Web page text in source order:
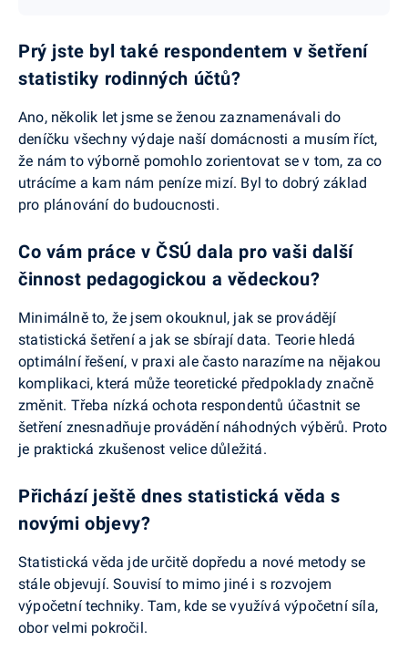
Prý jste byl také respondentem v šetření
statistiky rodinných účtů?
Ano, několik let jsme se ženou zaznamenávali do
deníčku všechny výdaje naší domácnosti a musím říct,
že nám to výborně pomohlo zorientovat se v tom, za co
utrácíme a kam nám peníze mizí. Byl to dobrý základ
pro plánování do budoucnosti.
Co vám práce v ČSÚ dala pro vaši další
činnost pedagogickou a vědeckou?
Minimálně to, že jsem okouknul, jak se provádějí
statistická šetření a jak se sbírají data. Teorie hledá
optimální řešení, v praxi ale často narazíme na nějakou
komplikaci, která může teoretické předpoklady značně
změnit. Třeba nízká ochota respondentů účastnit se
šetření znesnadňuje provádění náhodných výběrů. Proto
je praktická zkušenost velice důležitá.
Přichází ještě dnes statistická věda s
novými objevy?
Statistická věda jde určitě dopředu a nové metody se
stále objevují. Souvisí to mimo jiné i s rozvojem
výpočetní techniky. Tam, kde se využívá výpočetní síla,
obor velmi pokročil.